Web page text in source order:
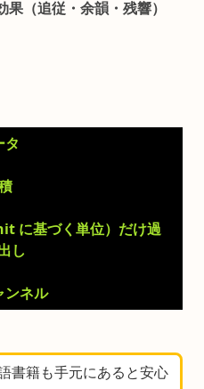
（追従・余韻・残響）
タ
に基づく単位）だけ過
し
ンネル
書籍も手元にあると安心